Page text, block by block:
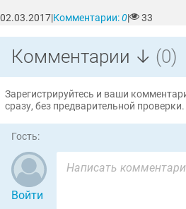
02.03.2017|Комментарии:0| 33
Комментарии ↓ (0)
Зарегистрируйтесь и ваши
сразу, без предварительной проверки.
Гость:
Войти